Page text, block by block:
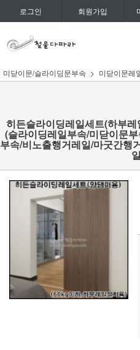
로그인 회원가입
미닫이문/슬라이딩문부속 미닫이문레
히든슬라이딩레일세트(하부
(슬라이딩레일부속/미닫이문
부속/비노출행거레일/마굿간행